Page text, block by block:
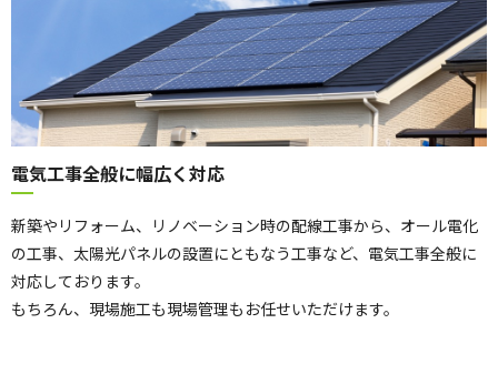
電気工事全般に幅広く対応
新築やリフォーム、リノベーション時の配線工事から、オール電化
の工事、太陽光パネルの設置にともなう工事など、電気工事全般に
対応しております。
もちろん、現場施工も現場管理もお任せいただけます。